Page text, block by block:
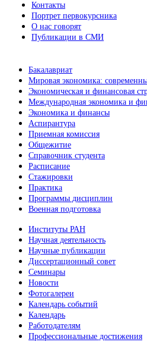
Контакты
Портрет первокурсника
О нас говорят
Публикации в СМИ
Бакалавриат
Мировая экономика:
Экономическая и финансовая
Международная экономика и
Экономика и финансы
Аспирантура
Приемная комиссия
Общежитие
Справочник студента
Расписание
Стажировки
Практика
Программы дисциплин
Военная подготовка
Институты РАН
Научная деятельность
Научные публикации
Диссертационный совет
Семинары
Новости
Фотогалереи
Календарь событий
Календарь
Работодателям
Профессиональные достижения